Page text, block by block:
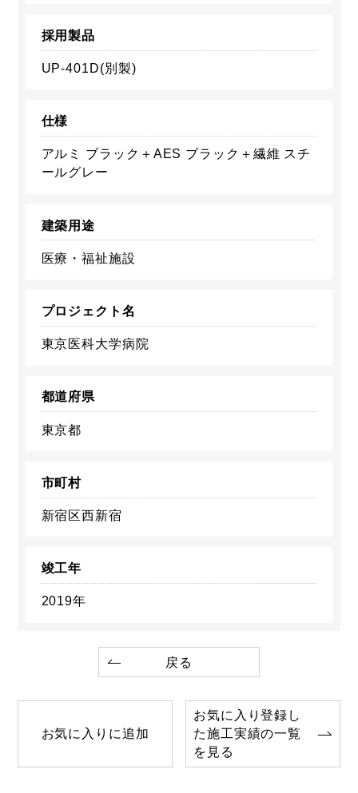
採用製品
UP-401D(別製)
仕様
アルミ ブラック＋AES ブラック＋繊維 スチ
ールグレー
建築用途
医療・福祉施設
プロジェクト名
東京医科大学病院
都道府県
東京都
市町村
新宿区西新宿
竣工年
2019年
戻る
お気に入りに追加
お気に入り登録し
た施工実績の一覧
を見る